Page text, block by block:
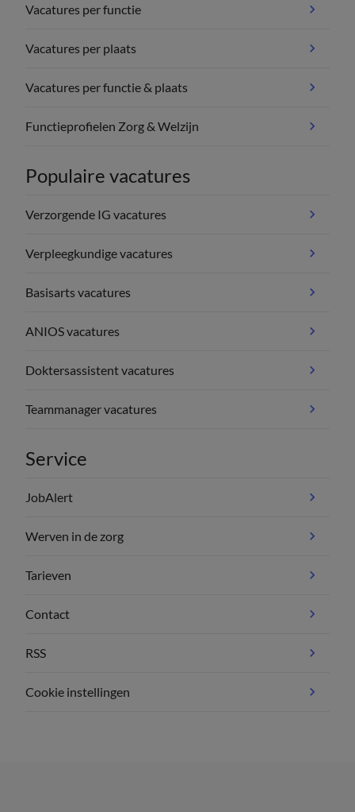
Vacatures per functie
Vacatures per plaats
Vacatures per functie & plaats
Functieprofielen Zorg & Welzijn
Populaire vacatures
Verzorgende IG vacatures
Verpleegkundige vacatures
Basisarts vacatures
ANIOS vacatures
Doktersassistent vacatures
Teammanager vacatures
Service
JobAlert
Werven in de zorg
Tarieven
Contact
RSS
Cookie instellingen